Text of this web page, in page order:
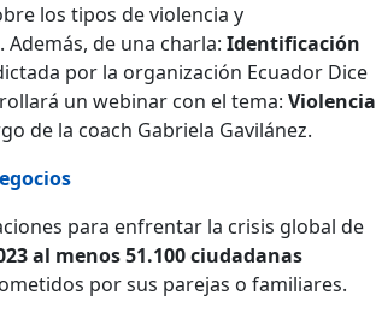
los tipos de violencia y
de una charla: Identificación
por la organización Ecuador Dice
un webinar con el tema: Violencia
de la coach Gabriela Gavilánez.
para enfrentar la crisis global de
al menos 51.100 ciudadanas
por sus parejas o familiares.